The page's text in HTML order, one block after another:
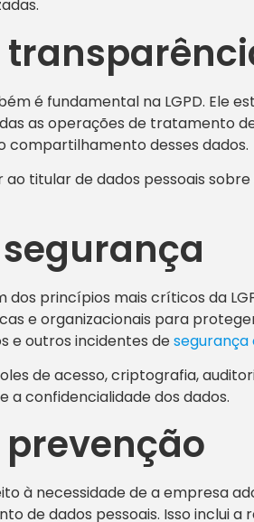
é fundamental na LGPD. Ele
as operações de tratamento
compartilhamento desses dados.
titular de dados pessoais
dos princípios mais críticos da
e organizacionais para
e outros incidentes de
de acesso, criptografia,
a confidencialidade dos dados.
à necessidade de a empresa
de dados pessoais. Isso inclui a